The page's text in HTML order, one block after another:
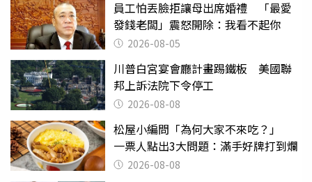
員工怕丟臉拒讓母出席婚禮 「最愛
發錢老闆」震怒開除：我看不起你
2026-08-05
川普白宮宴會廳計畫踢鐵板 美國聯
邦上訴法院下令停工
2026-08-08
松屋小編問「為何大家不來吃？」
一票人點出3大問題：滿手好牌打到爛
2026-08-08